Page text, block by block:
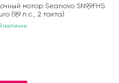
мотор Seanovo SN9,9FHS
(9,9 л.с., 2 такта)
наличии